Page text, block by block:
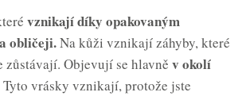
vznikají díky opakovaným
obličeji.Na kůži vznikají záhyby, které
zůstávají. Objevují se hlavně v okolí
Tyto vrásky vznikají, protože jste